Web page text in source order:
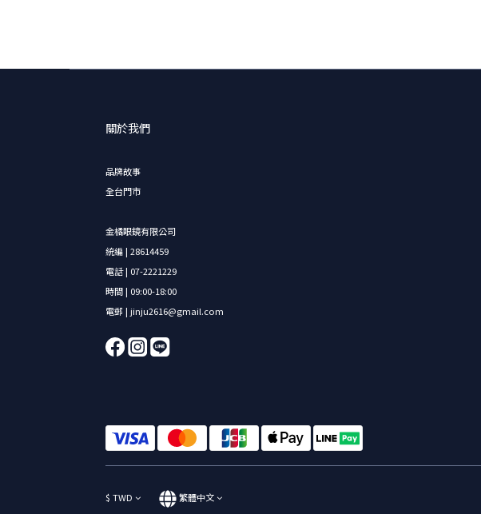
關於我們
品牌故事
全台門市
金橘眼鏡有限公司
統編 | 28614459
電話 | 07-2221229
時間 | 09:00-18:00
電郵 | jinju2616@gmail.com
$ TWD 繁體中文